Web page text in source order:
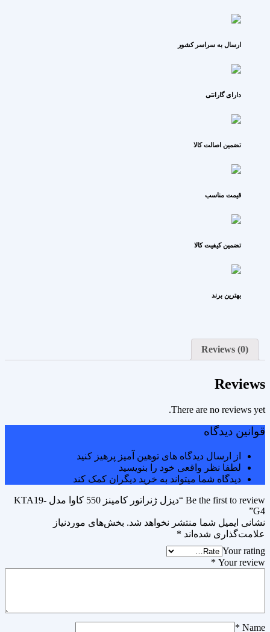
ارسال به سراسر کشور
دارای گارانتی
تضمین اصالت کالا
قیمت مناسب
تضمین کیفیت کالا
بهترین برند
Reviews (0)
Reviews
There are no reviews yet.
قوانین دیدگاه
از ارسال دیدگاه های توهین آمیز پرهیز کنید
لطفا نظر واقعی خود را بنویسید
دیدگاه شما میتواند به خرید دیگران کمک کند
Be the first to review “دیزل ژنراتور کامینز 550 کاوا مدل KTA19-
G4”
نشانی ایمیل شما منتشر نخواهد شد. بخش‌های موردنیاز
علامت‌گذاری شده‌اند *
Your rating
Your review
*
Name
*